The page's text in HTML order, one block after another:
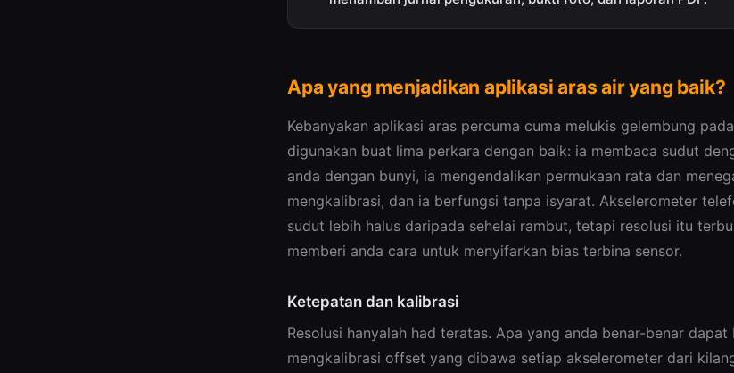
Apa yang menjadikan aplikasi aras air yang baik?
Kebanyakan aplikasi aras percuma cuma melukis gelembung
digunakan buat lima perkara dengan baik: ia membaca sudut
anda dengan bunyi, ia mengendalikan permukaan rata dan
mengkalibrasi, dan ia berfungsi tanpa isyarat. Akselerometer
sudut lebih halus daripada sehelai rambut, tetapi resolusi itu
memberi anda cara untuk menyifarkan bias terbina sensor.
Ketepatan dan kalibrasi
Resolusi hanyalah had teratas. Apa yang anda benar-benar
mengkalibrasi offset yang dibawa setiap akselerometer dari